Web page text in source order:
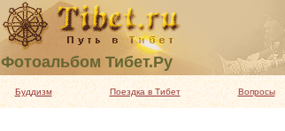
Фотоальбом Тибет.Ру
Буддизм Поездка в Тибет Вопросы